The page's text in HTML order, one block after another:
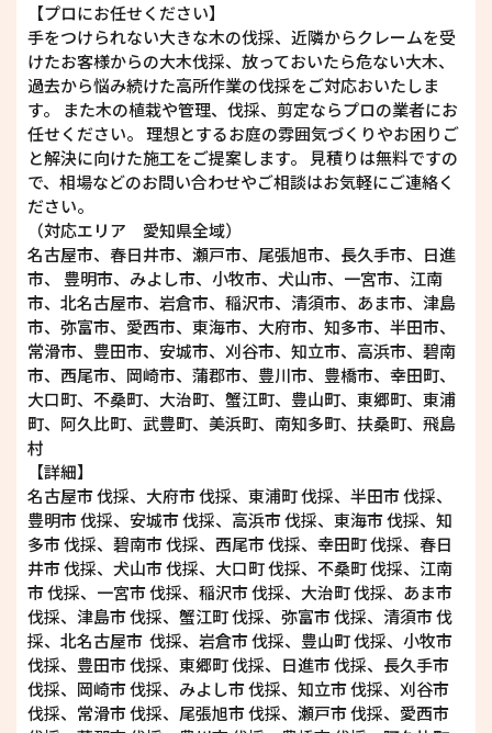
【プロにお任せください】
手をつけられない大きな木の伐採、近隣からクレームを受
けたお客様からの大木伐採、放っておいたら危ない大木、
過去から悩み続けた高所作業の伐採をご対応おいたしま
す。 また木の植栽や管理、伐採、剪定ならプロの業者にお
任せください。 理想とするお庭の雰囲気づくりやお困りご
と解決に向けた施工をご提案します。 見積りは無料ですの
で、相場などのお問い合わせやご相談はお気軽にご連絡く
ださい。
（対応エリア 愛知県全域）
名古屋市、春日井市、瀬戸市、尾張旭市、長久手市、日進
市、 豊明市、みよし市、小牧市、犬山市、一宮市、江南
市、北名古屋市、岩倉市、稲沢市、清須市、あま市、津島
市、弥富市、愛西市、東海市、大府市、知多市、半田市、
常滑市、豊田市、安城市、刈谷市、知立市、高浜市、碧南
市、西尾市、岡崎市、蒲郡市、豊川市、豊橋市、幸田町、
大口町、不桑町、大治町、蟹江町、豊山町、東郷町、東浦
町、阿久比町、武豊町、美浜町、南知多町、扶桑町、飛島
村
【詳細】
名古屋市 伐採、大府市 伐採、東浦町 伐採、半田市 伐採、
豊明市 伐採、安城市 伐採、高浜市 伐採、東海市 伐採、知
多市 伐採、碧南市 伐採、西尾市 伐採、幸田町 伐採、春日
井市 伐採、犬山市 伐採、大口町 伐採、不桑町 伐採、江南
市 伐採、一宮市 伐採、稲沢市 伐採、大治町 伐採、あま市
伐採、津島市 伐採、蟹江町 伐採、弥富市 伐採、清須市 伐
採、北名古屋市 伐採、岩倉市 伐採、豊山町 伐採、小牧市
伐採、豊田市 伐採、東郷町 伐採、日進市 伐採、長久手市
伐採、岡崎市 伐採、みよし市 伐採、知立市 伐採、刈谷市
伐採、常滑市 伐採、尾張旭市 伐採、瀬戸市 伐採、愛西市